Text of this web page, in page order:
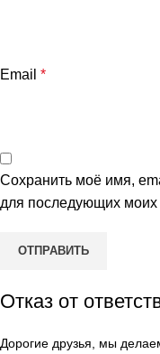
Email *
Сохранить моё имя,
для последующих моих
Отказ от
Дорогие друзья, мы